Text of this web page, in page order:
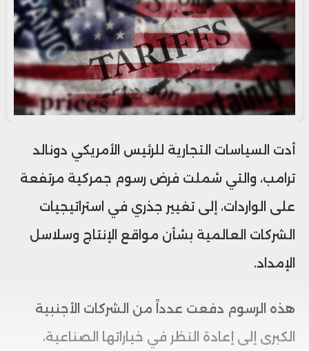
أدت السياسات التجارية للرئيس الأمريكي دونالد
ترامب، والتي شملت فرض رسوم جمركية مرتفعة
على الواردات، إلى تغيير جذري في استراتيجيات
الشركات العالمية بشأن مواقع الإنتاج وسلاسل
الإمداد.
هذه الرسوم دفعت عدداً من الشركات الأجنبية
الكبرى إلى إعادة النظر في خياراتها الصناعية،